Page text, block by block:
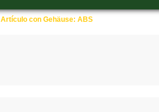
Artículo con Gehäuse: ABS